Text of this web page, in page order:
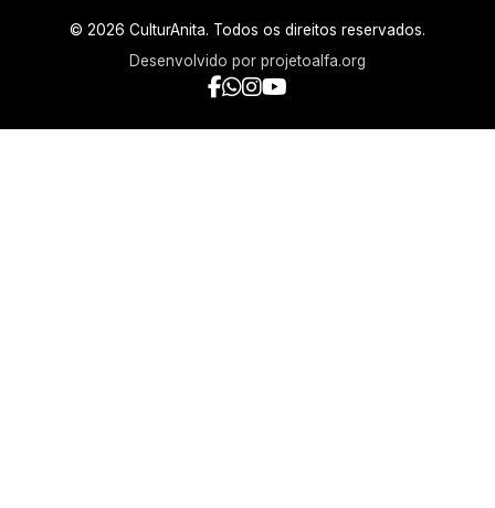
© 2026 CulturAnita. Todos os direitos reservados.
Desenvolvido por projetoalfa.org